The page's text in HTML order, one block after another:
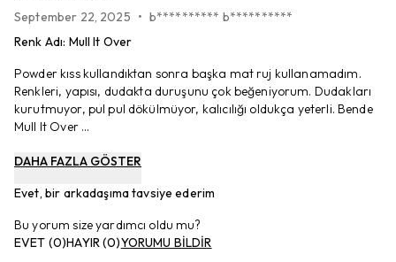
September 22, 2025 • b********** b**********
Renk Adı: Mull It Over
Powder kıss kullandıktan sonra başka mat ruj kullanamadım.
Renkleri, yapısı, dudakta duruşunu çok beğeniyorum. Dudakları
kurutmuyor, pul pul dökülmüyor, kalıcılığı oldukça yeterli. Bende
Mull It Over ...
DAHA FAZLA GÖSTER
Evet, bir arkadaşıma tavsiye ederim
Bu yorum size yardımcı oldu mu?
EVET (0)HAYIR(0)YORUMU BİLDİR